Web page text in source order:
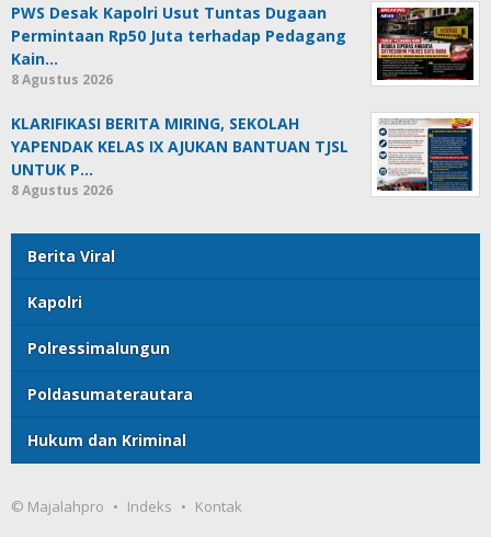
PWS Desak Kapolri Usut Tuntas Dugaan
Permintaan Rp50 Juta terhadap Pedagang
Kain…
8 Agustus 2026
KLARIFIKASI BERITA MIRING, SEKOLAH
YAPENDAK KELAS IX AJUKAN BANTUAN TJSL
UNTUK P…
8 Agustus 2026
Berita Viral
Kapolri
Polressimalungun
Poldasumaterautara
Hukum dan Kriminal
© Majalahpro Indeks Kontak